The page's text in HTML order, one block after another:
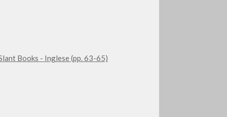
Books - Inglese (pp. 63-65)